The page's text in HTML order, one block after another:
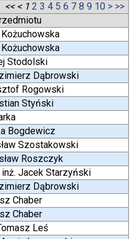
<< < 1 2 3 4 5 6 7 8 9 10 > >>
Stodolski
Dąbrowski
Rogowski
Styński
Bogdewicz
Szostakowski
Roszczyk
inż. Jacek Starzyński
Dąbrowski
Chaber
Chaber
Leś